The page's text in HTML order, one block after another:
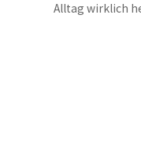
Alltag wirklich